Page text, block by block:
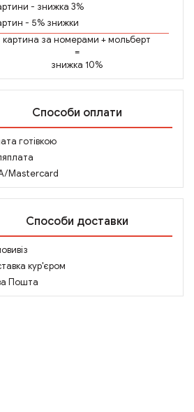
- знижка 3%
- 5% знижки
картина за номерами +мольберт
=
знижка 10%
Способи оплати
готівкою
Mastercard
Способи доставки
кур'єром
Пошта